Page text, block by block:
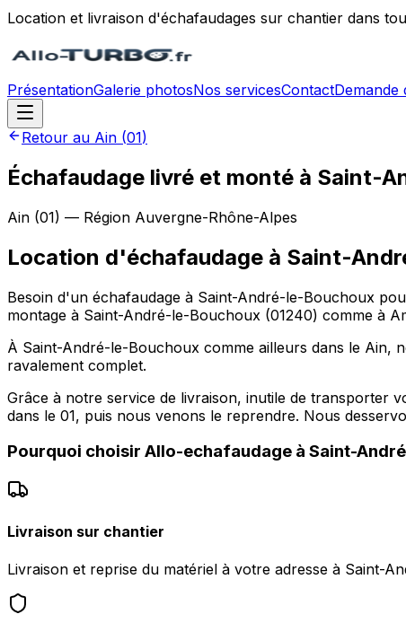
Location et livraison d'échafaudages sur chantier dans
PrésentationGalerie photosNos servicesContactDemande
Retour au Ain (01)
Échafaudage livré et monté à Saint-
Ain (01) — Région Auvergne-Rhône-Alpes
Location d'échafaudage à Saint-
Besoin d'un échafaudage à Saint-André-le-Bouchoux
montage à Saint-André-le-Bouchoux (01240) comme à
À Saint-André-le-Bouchoux comme ailleurs dans le Ain,
ravalement complet.
Grâce à notre service de livraison, inutile de transporter
dans le 01, puis nous venons le reprendre. Nous
Pourquoi choisir Allo-echafaudage à Saint-
Livraison sur chantier
Livraison et reprise du matériel à votre adresse à Saint-